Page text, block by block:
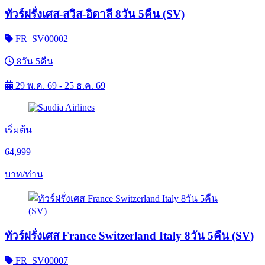
ทัวร์ฝรั่งเศส-สวิส-อิตาลี 8วัน 5คืน (SV)
FR_SV00002
8วัน 5คืน
29 พ.ค. 69 - 25 ธ.ค. 69
เริ่มต้น
64,999
บาท/ท่าน
ทัวร์ฝรั่งเศส France Switzerland Italy 8วัน 5คืน (SV)
FR_SV00007